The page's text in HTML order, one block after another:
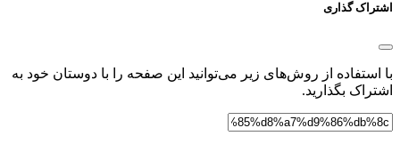
اشتراک گذاری
با استفاده از روش‌های زیر می‌توانید این صفحه را با دوستان خود به
اشتراک بگذارید.